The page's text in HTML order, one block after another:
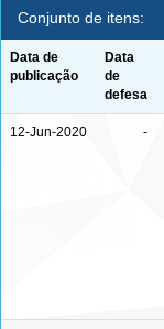
Conjunto de itens:
Data de
publicação
Data
de
defesa
12-Jun-2020 -